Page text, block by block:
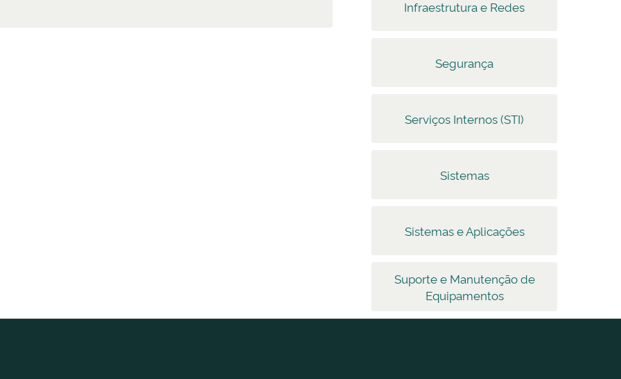
Infraestrutura e Redes
Segurança
Serviços Internos (STI)
Sistemas
Sistemas e Aplicações
Suporte e Manutenção de
Equipamentos